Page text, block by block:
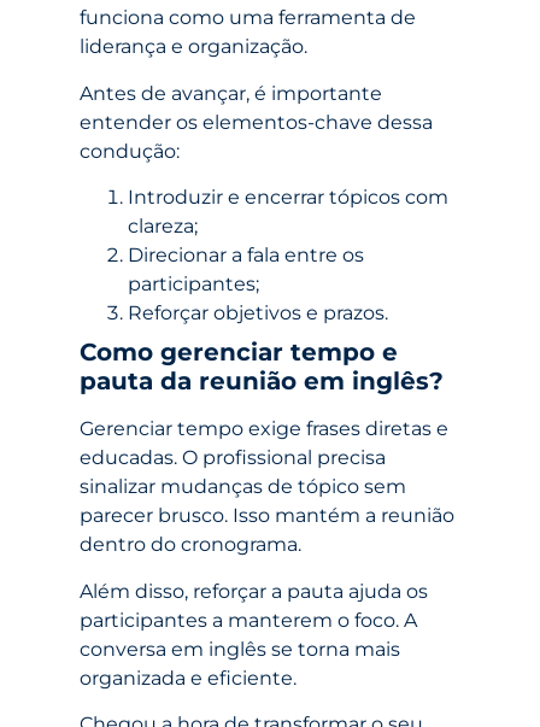
funciona como uma ferramenta de
liderança e organização.
Antes de avançar, é importante
entender os elementos-chave dessa
condução:
Introduzir e encerrar tópicos com
clareza;
Direcionar a fala entre os
participantes;
Reforçar objetivos e prazos.
Como gerenciar tempo e
pauta da reunião em inglês?
Gerenciar tempo exige frases diretas e
educadas. O profissional precisa
sinalizar mudanças de tópico sem
parecer brusco. Isso mantém a reunião
dentro do cronograma.
Além disso, reforçar a pauta ajuda os
participantes a manterem o foco. A
conversa em inglês se torna mais
organizada e eficiente.